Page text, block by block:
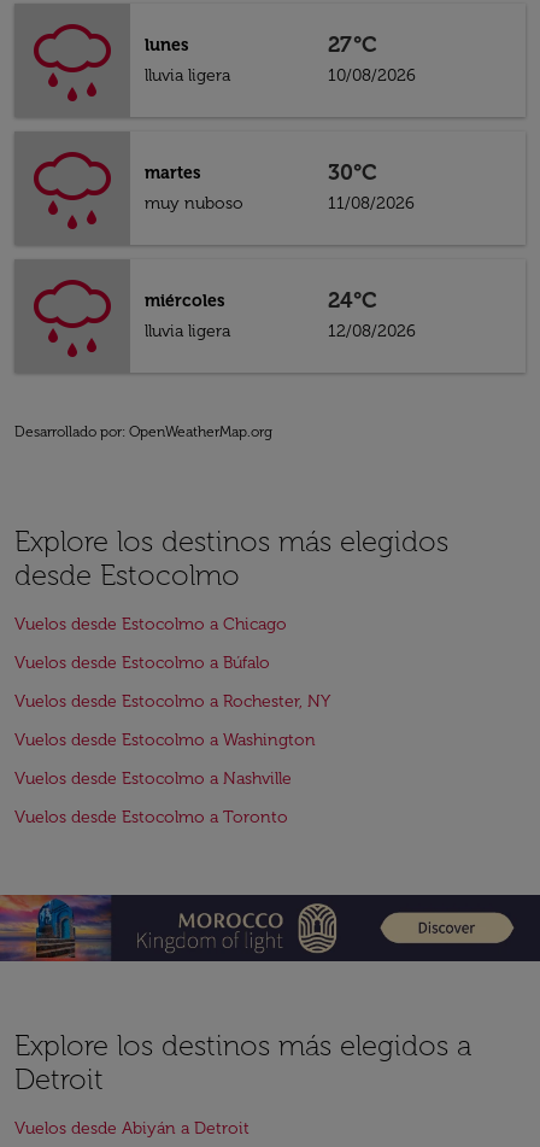
lunes
lluvia ligera
27°C
10/08/2026
martes
muy nuboso
30°C
11/08/2026
miércoles
lluvia ligera
24°C
12/08/2026
Desarrollado por: OpenWeatherMap.org
Explore los destinos más elegidos
desde Estocolmo
Vuelos desde Estocolmo a Chicago
Vuelos desde Estocolmo a Búfalo
Vuelos desde Estocolmo a Rochester, NY
Vuelos desde Estocolmo a Washington
Vuelos desde Estocolmo a Nashville
Vuelos desde Estocolmo a Toronto
Explore los destinos más elegidos a
Detroit
Vuelos desde Abiyán a Detroit